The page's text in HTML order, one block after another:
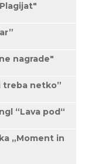
nagrade"
treba netko”
“Lava pod“
„Moment in